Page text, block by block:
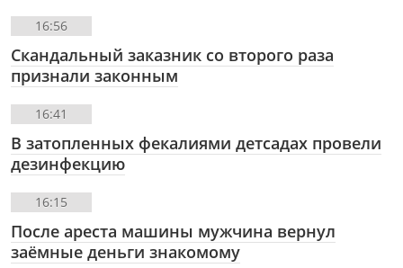
16:56
Скандальный заказник со второго раза
признали законным
16:41
В затопленных фекалиями детсадах провели
дезинфекцию
16:15
После ареста машины мужчина вернул
заёмные деньги знакомому